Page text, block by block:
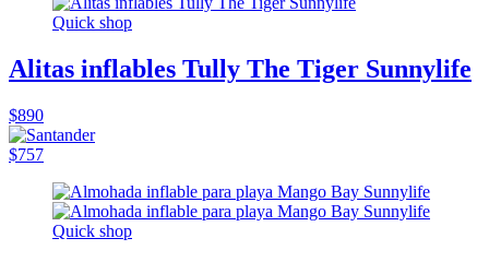
Quick shop
Alitas inflables Tully The Tiger Sunnylife
$890
$757
Quick shop